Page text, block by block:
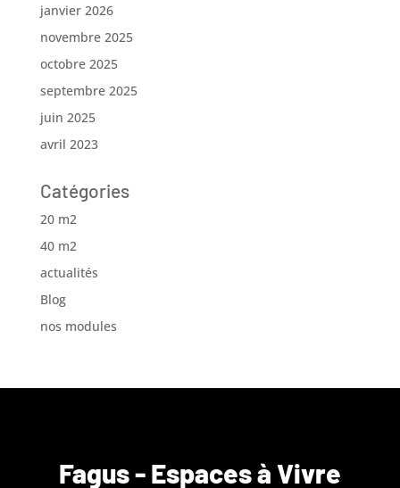
janvier 2026
novembre 2025
octobre 2025
septembre 2025
juin 2025
avril 2023
Catégories
20 m2
40 m2
actualités
Blog
nos modules
Fagus - Espaces à Vivre